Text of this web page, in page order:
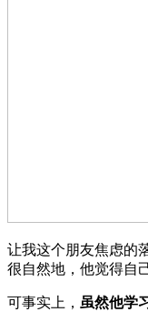
让我这个朋友焦虑的
很自然地，他觉得自
可事实上， 虽然他学